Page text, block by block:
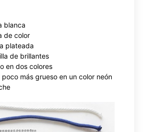
blanca
de color
plateada
de brillantes
en dos colores
poco más grueso en un color neón